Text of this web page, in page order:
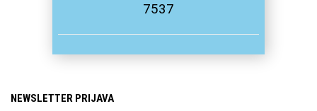
7537
NEWSLETTER PRIJAVA